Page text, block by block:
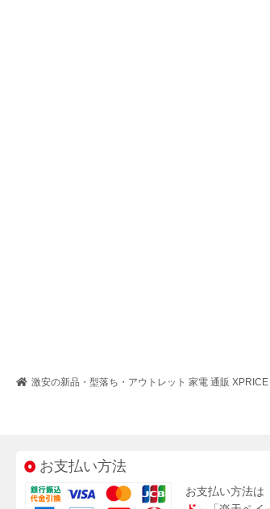
激安の新品・型落ち・アウトレット 家電 通販 XPRICE
お支払い方法
お支払い方法は